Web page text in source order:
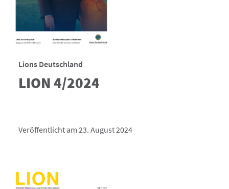
Lions Deutschland
LION 4/2024
Veröffentlicht am 23. August 2024